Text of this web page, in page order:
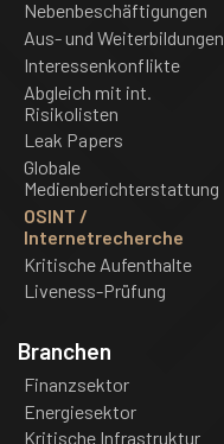
Nebenbeschäftigungen
Aus- und Weiterbildungen
Interessenkonflikte
Abgleich mit int.
Risikolisten
Leak Papers
Globale
Medienberichterstattung
OSINT /
Internetrecherche
Kritische Aufenthalte
Liveness-Prüfung
Branchen
Finanzsektor
Energiesektor
Kritische Infrastruktur